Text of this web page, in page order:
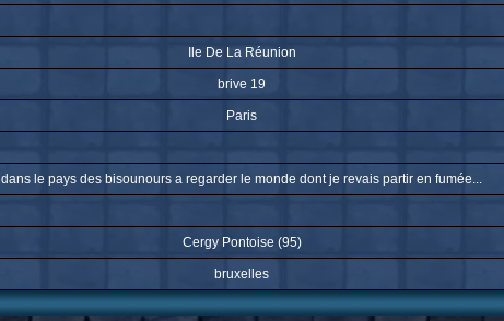
Ile De La Réunion
brive 19
Paris
dans le pays des bisounours a regarder le monde dont je revais partir en fumée...
Cergy Pontoise (95)
bruxelles